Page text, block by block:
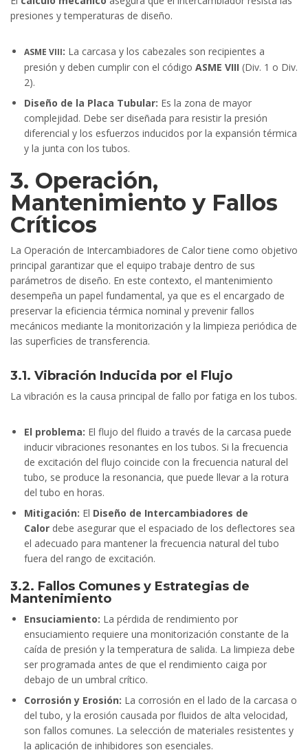
presiones y temperaturas de diseño.
ASME VIII: La carcasa y los cabezales son recipientes a
presión y deben cumplir con el código ASME VIII (Div. 1 o Div.
2).
Diseño de la Placa Tubular: Es la zona de mayor
complejidad. Debe ser diseñada para resistir la presión
diferencial y los esfuerzos inducidos por la expansión térmica
y la junta con los tubos.
3. Operación,
Mantenimiento y Fallos
Críticos
La Operación de Intercambiadores de Calor tiene como objetivo
principal garantizar que el equipo trabaje dentro de sus
parámetros de diseño. En este contexto, el mantenimiento
desempeña un papel fundamental, ya que es el encargado de
preservar la eficiencia térmica nominal y prevenir fallos
mecánicos mediante la monitorización y la limpieza periódica de
las superficies de transferencia.
3.1. Vibración Inducida por el Flujo
La vibración es la causa principal de fallo por fatiga en los tubos.
El problema: El flujo del fluido a través de la carcasa puede
inducir vibraciones resonantes en los tubos. Si la frecuencia
de excitación del flujo coincide con la frecuencia natural del
tubo, se produce la resonancia, que puede llevar a la rotura
del tubo en horas.
Mitigación: El Diseño de Intercambiadores de
Calor debe asegurar que el espaciado de los deflectores sea
el adecuado para mantener la frecuencia natural del tubo
fuera del rango de excitación.
3.2. Fallos Comunes y Estrategias de
Mantenimiento
Ensuciamiento: La pérdida de rendimiento por
ensuciamiento requiere una monitorización constante de la
caída de presión y la temperatura de salida. La limpieza debe
ser programada antes de que el rendimiento caiga por
debajo de un umbral crítico.
Corrosión y Erosión: La corrosión en el lado de la carcasa o
del tubo, y la erosión causada por fluidos de alta velocidad,
son fallos comunes. La selección de materiales resistentes y
la aplicación de inhibidores son esenciales.